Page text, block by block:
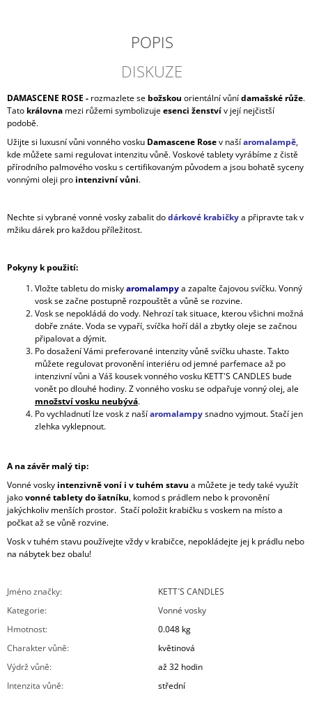
POPIS
DISKUZE
DAMASCENE ROSE - rozmazlete se božskou orientální vůnídamašské růže.
Tato královna mezi růžemi symbolizujeesenci ženstvív její nejčistší
podobě.
Užijte si luxusní vůni vonného vosku Damascene Rosev našíaromalampě,
kde můžete sami regulovat intenzitu vůně. Voskové tablety vyrábíme z čistě
přírodního palmového vosku s certifikovaným původem a jsou bohatě syceny
vonnými oleji pro intenzivní vůni.
Nechte si vybrané vonné vosky zabalit dodárkové krabičkya připravte tak v
mžiku dárek pro každou příležitost.
Pokyny k použití:
Vložte tabletu do miskyaromalampya zapalte čajovou svíčku. Vonný
vosk se začne postupně rozpouštět a vůně se rozvine.
Vosk se nepokládá do vody. Nehrozí tak situace, kterou všichni možná
dobře znáte. Voda se vypaří, svíčka hoří dál a zbytky oleje se začnou
připalovat a dýmit.
Po dosažení Vámi preferované intenzity vůně svíčku uhaste. Takto
můžete regulovat provonění interiéru od jemné parfemace až po
intenzivní vůni a Váš kousek vonného vosku KETT'S CANDLES bude
vonět po dlouhé hodiny. Z vonného vosku se odpařuje vonný olej, ale
množství vosku neubývá.
Po vychladnutí lze vosk z našíaromalampysnadno vyjmout. Stačí jen
zlehka vyklepnout.
A na závěr malý tip:
Vonné vosky intenzivně voní i v tuhém stavu a můžete je tedy také využít
jakovonné tablety do šatníku, komod s prádlem nebo k provonění
jakýchkoliv menších prostor. Stačí položit krabičku s voskem na místo a
počkat až se vůně rozvine.
Vosk v tuhém stavu používejte vždy v krabičce, nepokládejte jej k prádlu nebo
na nábytek bez obalu!
Jméno značky:
KETT´S CANDLES
Kategorie:
Vonné vosky
Hmotnost:
0.048 kg
Charakter vůně:
květinová
Výdrž vůně:
až 32 hodin
Intenzita vůně: střední